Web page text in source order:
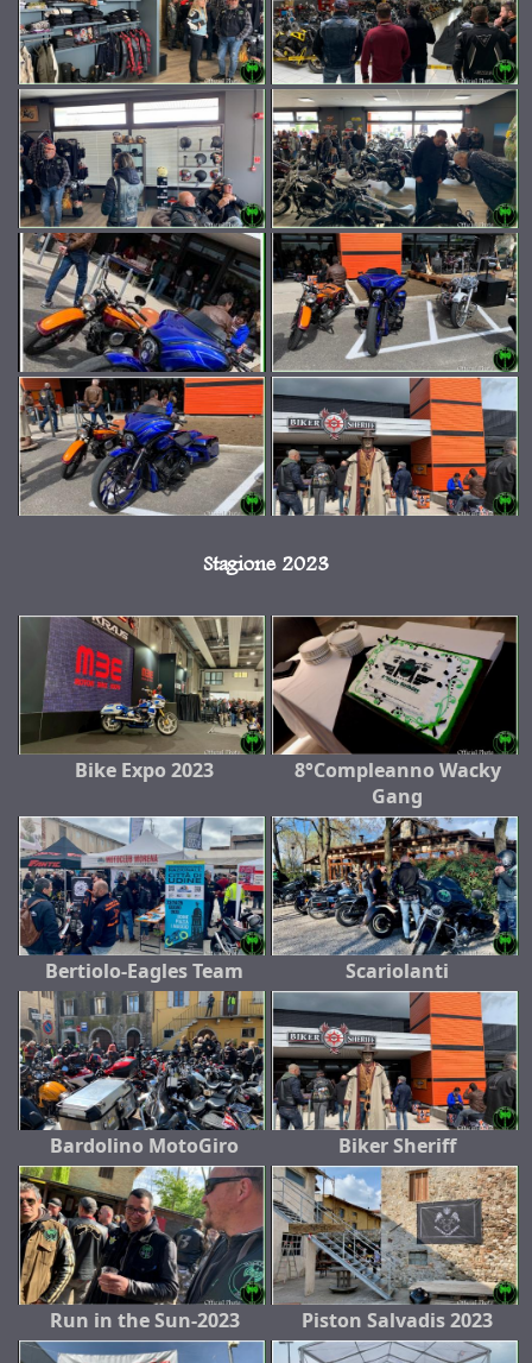
Stagione 2023
Bike Expo 2023
8°Compleanno Wacky
Gang
Bertiolo-Eagles Team Scariolanti
Bardolino MotoGiro Biker Sheriff
Run in the Sun-2023 Piston Salvadis 2023